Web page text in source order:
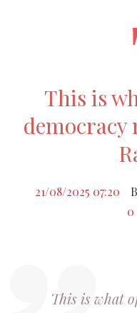
This is
democracy
21/08/2025 07:20
0
This is what